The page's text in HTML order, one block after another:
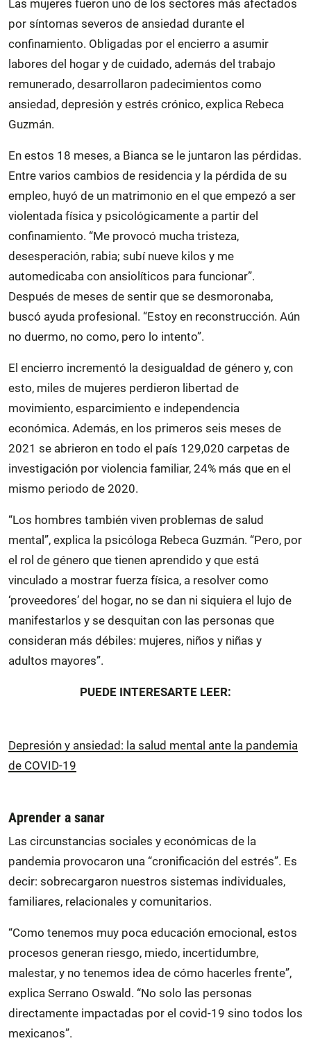
Las mujeres fueron uno de los sectores más afectados
por síntomas severos de ansiedad durante el
confinamiento. Obligadas por el encierro a asumir
labores del hogar y de cuidado, además del trabajo
remunerado, desarrollaron padecimientos como
ansiedad, depresión y estrés crónico, explica Rebeca
Guzmán.
En estos 18 meses, a Bianca se le juntaron las pérdidas.
Entre varios cambios de residencia y la pérdida de su
empleo, huyó de un matrimonio en el que empezó a ser
violentada física y psicológicamente a partir del
confinamiento. “Me provocó mucha tristeza,
desesperación, rabia; subí nueve kilos y me
automedicaba con ansiolíticos para funcionar”.
Después de meses de sentir que se desmoronaba,
buscó ayuda profesional. “Estoy en reconstrucción. Aún
no duermo, no como, pero lo intento”.
El encierro incrementó la desigualdad de género y, con
esto, miles de mujeres perdieron libertad de
movimiento, esparcimiento e independencia
económica. Además, en los primeros seis meses de
2021 se abrieron en todo el país 129,020 carpetas de
investigación por violencia familiar, 24% más que en el
mismo periodo de 2020.
“Los hombres también viven problemas de salud
mental”, explica la psicóloga Rebeca Guzmán. “Pero, por
el rol de género que tienen aprendido y que está
vinculado a mostrar fuerza física, a resolver como
‘proveedores’ del hogar, no se dan ni siquiera el lujo de
manifestarlos y se desquitan con las personas que
consideran más débiles: mujeres, niños y niñas y
adultos mayores”.
PUEDE INTERESARTE LEER:
Depresión y ansiedad: la salud mental ante la pandemia
de COVID-19
Aprender a sanar
Las circunstancias sociales y económicas de la
pandemia provocaron una “cronificación del estrés”. Es
decir: sobrecargaron nuestros sistemas individuales,
familiares, relacionales y comunitarios.
“Como tenemos muy poca educación emocional, estos
procesos generan riesgo, miedo, incertidumbre,
malestar, y no tenemos idea de cómo hacerles frente”,
explica Serrano Oswald. “No solo las personas
directamente impactadas por el covid-19 sino todos los
mexicanos”.